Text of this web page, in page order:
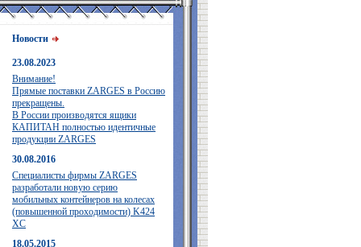
Новости
23.08.2023
Внимание!
Прямые поставки ZARGES в Россию
прекращены.
В России производятся ящики
КАПИТАН полностью идентичные
продукции ZARGES
30.08.2016
Специалисты фирмы ZARGES
разработали новую серию
мобильных контейнеров на колесах
(повышенной проходимости) K424
XC
18.05.2015